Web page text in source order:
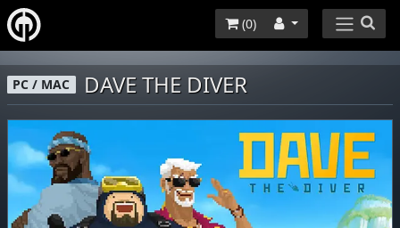
(0)
PC / MAC DAVE THE DIVER